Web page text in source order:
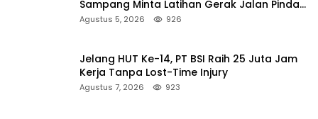
Sampang Minta Latihan Gerak Jalan Pindah
ke Lokasi Aman
Agustus 5, 2026 926
Jelang HUT Ke-14, PT BSI Raih 25 Juta Jam
Kerja Tanpa Lost-Time Injury
Agustus 7, 2026 923